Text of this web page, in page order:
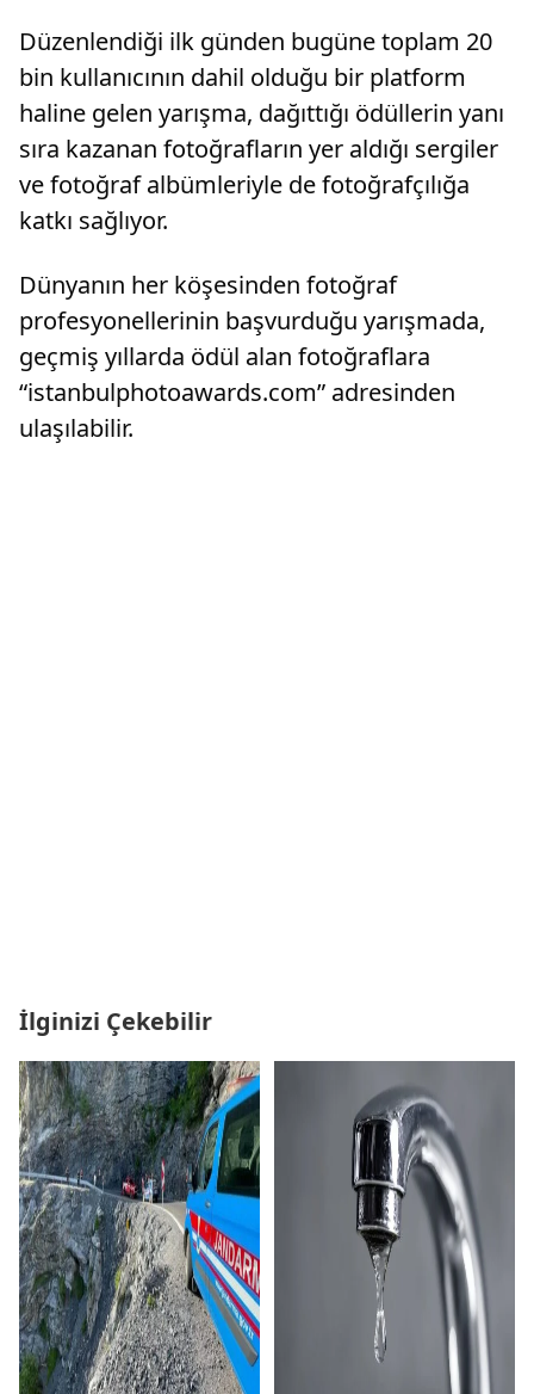
Düzenlendiği ilk günden bugüne toplam 20
bin kullanıcının dahil olduğu bir platform
haline gelen yarışma, dağıttığı ödüllerin yanı
sıra kazanan fotoğrafların yer aldığı sergiler
ve fotoğraf albümleriyle de fotoğrafçılığa
katkı sağlıyor.
Dünyanın her köşesinden fotoğraf
profesyonellerinin başvurduğu yarışmada,
geçmiş yıllarda ödül alan fotoğraflara
“istanbulphotoawards.com” adresinden
ulaşılabilir.
İlginizi Çekebilir